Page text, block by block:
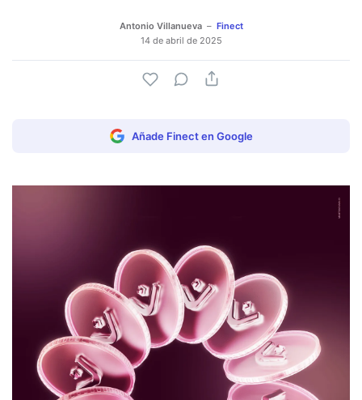
Antonio Villanueva
Finect
14 de abril de 2025
Añade Finect en Google